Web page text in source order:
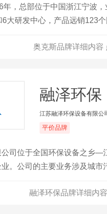
年，总部位于中国浙江宁波
大研发中心，产品远销123
奥克斯品牌详细内容
融泽环保
江苏融泽环保设备有限公
平价品牌
公司位于全国环保设备之乡
。公司的主要业务涉及城
融泽环保品牌详细内